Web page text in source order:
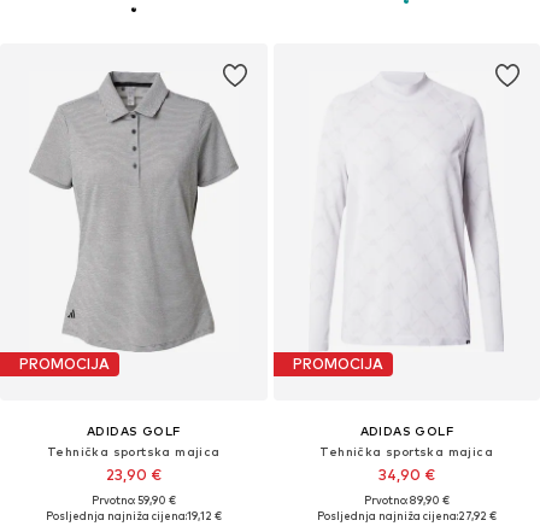
PROMOCIJA
ADIDAS GOLF
Tehnička sportska majica
23,90 €
Prvotno: 59,90 €
Posljednja najniža cijena:19,12 €
PROMOCIJA
ADIDAS GOLF
Tehnička sportska majica
34,90 €
Prvotno: 89,90 €
Posljednja najniža cijena:27,92 €